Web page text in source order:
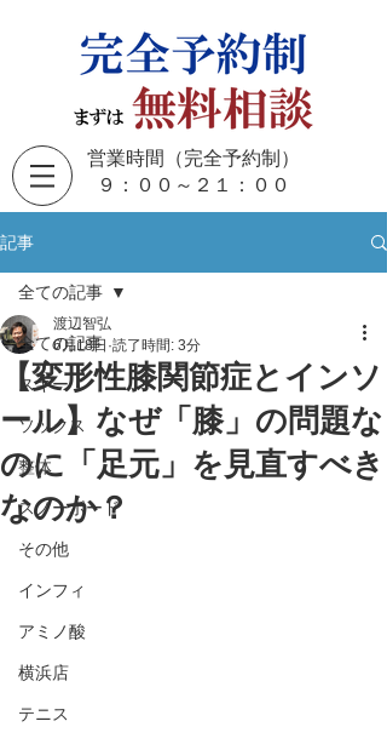
営業時間（完全予約制）
​９：００～２１：００
記事
全ての記事
スキー
ソックス
整体
スノーボード
その他
インフィ
アミノ酸
横浜店
テニス
全ての記事
【変形性膝関節症とインソ
ール】なぜ「膝」の問題な
のに「足元」を見直すべき
なのか？
渡辺智弘
6月18日 読了時間: 3分